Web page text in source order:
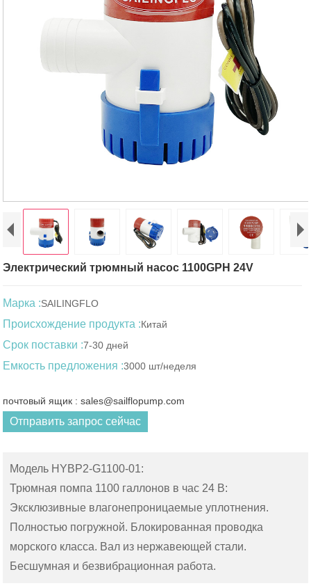
Электрический трюмный насос 1100GPH 24V
Марка :SAILINGFLO
Происхождение продукта :Китай
Срок поставки :7-30 дней
Емкость предложения :3000 шт/неделя
почтовый ящик : sales@sailflopump.com
Отправить запрос сейчас
Модель HYBP2-G1100-01:
Трюмная помпа 1100 галлонов в час 24 В:
Эксклюзивные влагонепроницаемые уплотнения.
Полностью погружной. Блокированная проводка
морского класса. Вал из нержавеющей стали.
Бесшумная и безвибрационная работа.